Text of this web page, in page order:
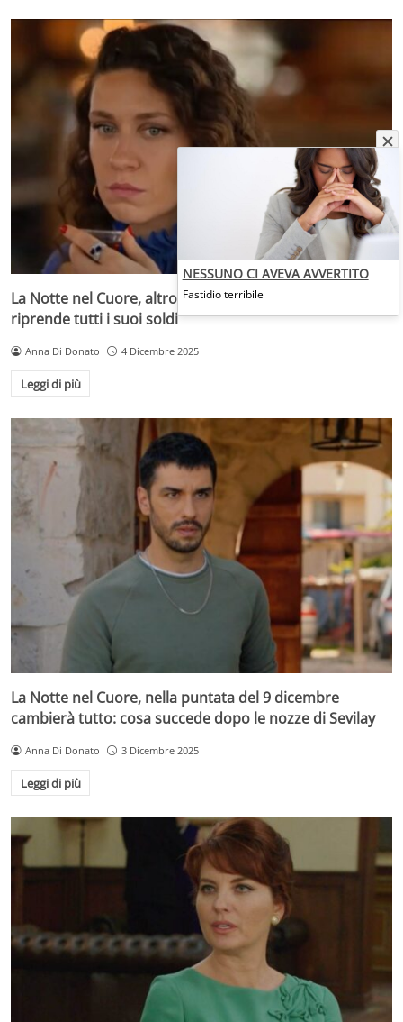
La Notte nel Cuore, altro colpo di scena: Canan si
riprende tutti i suoi soldi
Anna Di Donato 4 Dicembre 2025
Leggi di più
La Notte nel Cuore, nella puntata del 9 dicembre
cambierà tutto: cosa succede dopo le nozze di Sevilay
Anna Di Donato 3 Dicembre 2025
Leggi di più
NESSUNO CI AVEVA AVVERTITO
Fastidio terribile